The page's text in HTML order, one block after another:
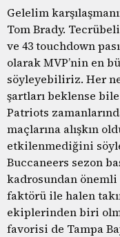
Gelelim
Tom Brady.
ve 43 touchdown
olarak MVP’nin en
söyleyebiliriz. Her
şartları beklense
Patriots
maçlarına alışkın
etkilenmediğini
Buccaneers sezon
kadrosundan
faktörü ile halen
ekiplerinden biri
favorisi de Tampa